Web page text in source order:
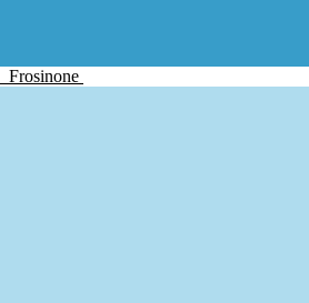
Frosinone